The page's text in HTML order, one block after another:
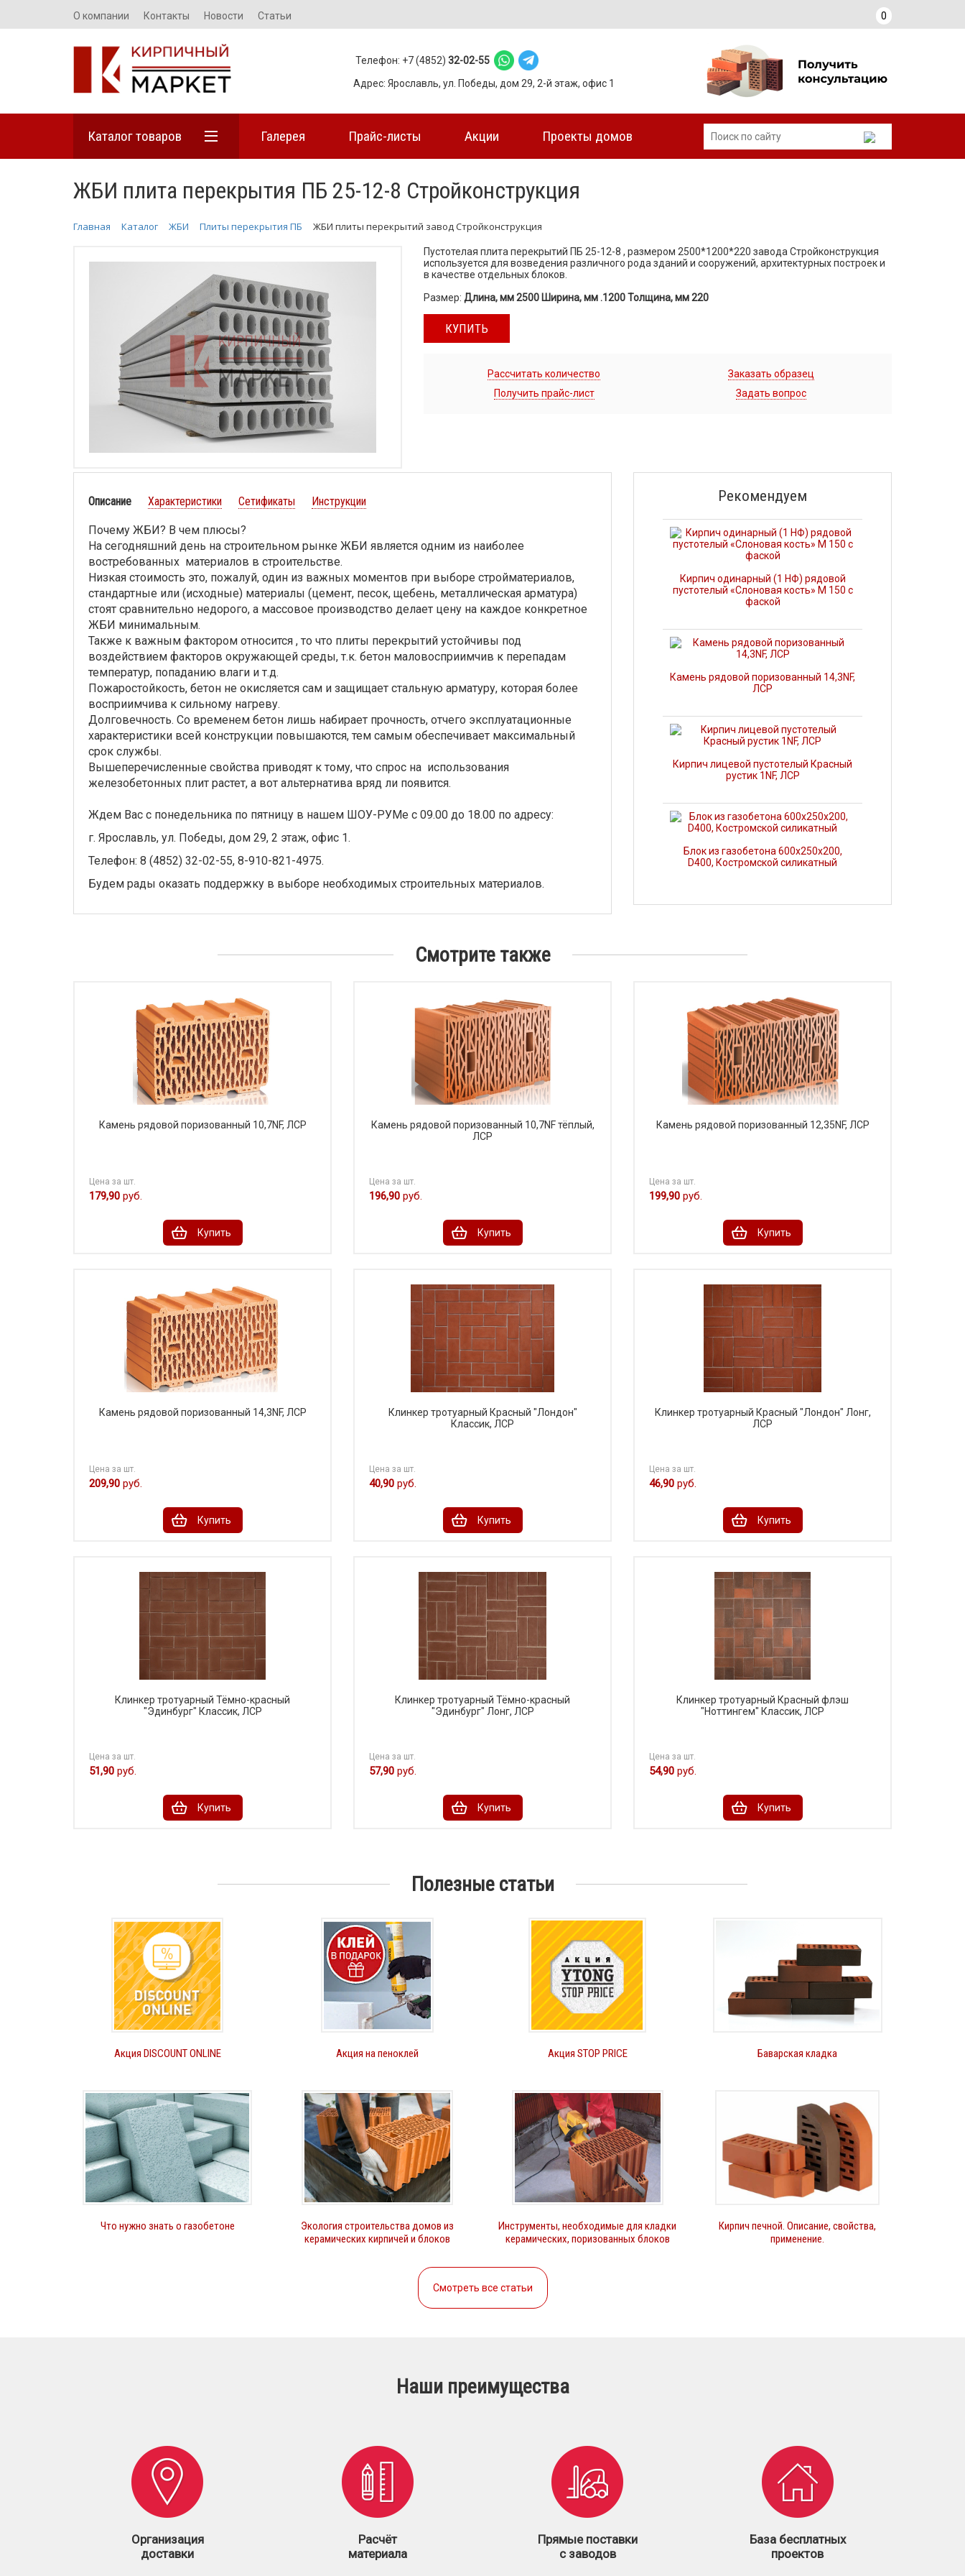
О компании Контакты Новости Статьи 0
Телефон: +7 (4852) 32-02-55
Адрес: Ярославль, ул. Победы, дом 29, 2-й этаж, офис 1
Каталог товаров Галерея Прайс-листы Акции Проекты домов
ЖБИ плита перекрытия ПБ 25-12-8 Стройконструкция
Главная Каталог ЖБИ Плиты перекрытия ПБ ЖБИ плиты перекрытий завод Стройконструкция
Пустотелая плита перекрытий ПБ 25-12-8 , размером 2500*1200*220 завода Стройконструкция
используется для возведения различного рода зданий и сооружений, архитектурных построек и
в качестве отдельных блоков.
Размер: Длина, мм 2500 Ширина, мм .1200 Толщина, мм 220
КУПИТЬ
Рассчитать количество
Заказать образец
Получить прайс-лист
Задать вопрос
Описание Характеристики Сетификаты Инструкции
Почему ЖБИ? В чем плюсы?
На сегодняшний день на строительном рынке ЖБИ является одним из наиболее
востребованных материалов в строительстве.
Низкая стоимость это, пожалуй, один из важных моментов при выборе стройматериалов,
стандартные или (исходные) материалы (цемент, песок, щебень, металлическая арматура)
стоят сравнительно недорого, а массовое производство делает цену на каждое конкретное
ЖБИ минимальным.
Также к важным фактором относится , то что плиты перекрытий устойчивы под
воздействием факторов окружающей среды, т.к. бетон маловосприимчив к перепадам
температур, попаданию влаги и т.д.
Пожаростойкость, бетон не окисляется сам и защищает стальную арматуру, которая более
восприимчива к сильному нагреву.
Долговечность. Со временем бетон лишь набирает прочность, отчего эксплуатационные
характеристики всей конструкции повышаются, тем самым обеспечивает максимальный
срок службы.
Вышеперечисленные свойства приводят к тому, что спрос на использования
железобетонных плит растет, а вот альтернатива вряд ли появится.
Ждем Вас с понедельника по пятницу в нашем ШОУ-РУМе с 09.00 до 18.00 по адресу:
г. Ярославль, ул. Победы, дом 29, 2 этаж, офис 1.
Телефон: 8 (4852) 32-02-55, 8-910-821-4975.
Будем рады оказать поддержку в выборе необходимых строительных материалов.
Рекомендуем
Кирпич одинарный (1 НФ) рядовой
пустотелый «Слоновая кость» М 150 с
фаской
Камень рядовой поризованный 14,3NF,
ЛСР
Кирпич лицевой пустотелый Красный
рустик 1NF, ЛСР
Блок из газобетона 600х250х200,
D400, Костромской силикатный
Смотрите также
Камень рядовой поризованный 10,7NF, ЛСР
Цена за шт.
179,90 руб.
Купить
Камень рядовой поризованный 10,7NF тёплый,
ЛСР
Цена за шт.
196,90 руб.
Купить
Камень рядовой поризованный 12,35NF, ЛСР
Цена за шт.
199,90 руб.
Купить
Камень рядовой поризованный 14,3NF, ЛСР
Цена за шт.
209,90 руб.
Купить
Клинкер тротуарный Красный "Лондон"
Классик, ЛСР
Цена за шт.
40,90 руб.
Купить
Клинкер тротуарный Красный "Лондон" Лонг,
ЛСР
Цена за шт.
46,90 руб.
Купить
Клинкер тротуарный Тёмно-красный
"Эдинбург" Классик, ЛСР
Цена за шт.
51,90 руб.
Купить
Клинкер тротуарный Тёмно-красный
"Эдинбург" Лонг, ЛСР
Цена за шт.
57,90 руб.
Купить
Клинкер тротуарный Красный флэш
"Ноттингем" Классик, ЛСР
Цена за шт.
54,90 руб.
Купить
Полезные статьи
Акция DISCOUNT ONLINE Акция на пеноклей Акция STOP PRICE Баварская кладка
Что нужно знать о газобетоне
Экология строительства домов из
керамических кирпичей и блоков
Инструменты, необходимые для кладки
керамических, поризованных блоков
Кирпич печной. Описание, свойства,
применение.
Смотреть все статьи
Наши преимущества
Организация
доставки
Расчёт
материала
Прямые поставки
с заводов
База бесплатных
проектов